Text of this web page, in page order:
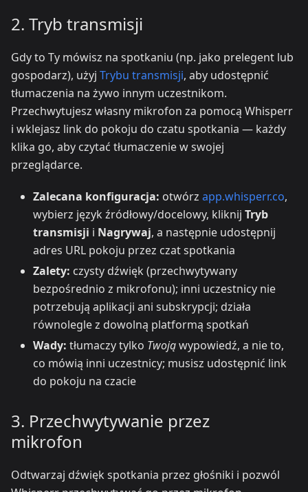
2. Tryb transmisji
Gdy to Ty mówisz na spotkaniu (np. jako prelegent lub
gospodarz), użyj Trybu transmisji, aby udostępnić
tłumaczenia na żywo innym uczestnikom.
Przechwytujesz własny mikrofon za pomocą Whisperr
i wklejasz link do pokoju do czatu spotkania — każdy
klika go, aby czytać tłumaczenie w swojej
przeglądarce.
Zalecana konfiguracja: otwórz app.whisperr.co,
wybierz język źródłowy/docelowy, kliknij Tryb
transmisji i Nagrywaj, a następnie udostępnij
adres URL pokoju przez czat spotkania
Zalety: czysty dźwięk (przechwytywany
bezpośrednio z mikrofonu); inni uczestnicy nie
potrzebują aplikacji ani subskrypcji; działa
równolegle z dowolną platformą spotkań
Wady: tłumaczy tylko Twojąwypowiedź, a nie to,
co mówią inni uczestnicy; musisz udostępnić link
do pokoju na czacie
3. Przechwytywanie przez
mikrofon
Odtwarzaj dźwięk spotkania przez głośniki i pozwól